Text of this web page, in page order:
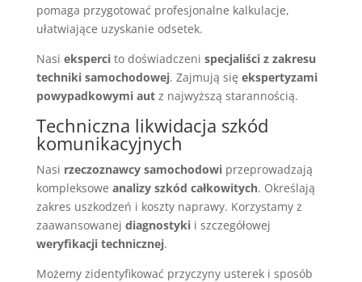
pomaga przygotować profesjonalne kalkulacje,
ułatwiające uzyskanie odsetek.
Nasi ekspercito doświadczeni specjaliści z zakresu
techniki samochodowej. Zajmują się ekspertyzami
powypadkowymi autz najwyższą starannością.
Techniczna likwidacja szkód
komunikacyjnych
Nasi rzeczoznawcy samochodowiprzeprowadzają
kompleksowe analizy szkód całkowitych. Określają
zakres uszkodzeń i koszty naprawy. Korzystamy z
zaawansowanej diagnostykii szczegółowej
weryfikacji technicznej.
Możemy zidentyfikować przyczyny usterek i sposób